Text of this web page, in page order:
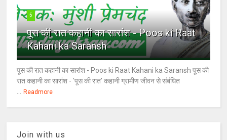
5
पूस की रात कहानी का सारांश - Poos ki Raat
Kahani ka Saransh
पूस की रात कहानी का सारांश - Poos ki Raat Kahani ka Saransh पूस की
रात कहानी का सारांश - 'पूस की रात' कहानी ग्रामीण जीवन से संबंधित
Readmore
Join with us